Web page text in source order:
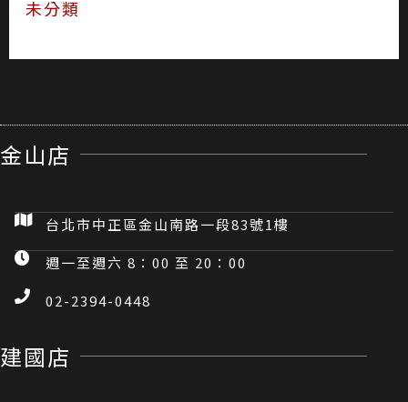
未分類
金山店
台北市中正區金山南路一段83號1樓
週一至週六 8：00 至 20：00
02-2394-0448
建國店